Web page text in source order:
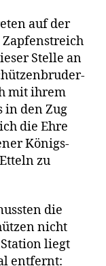
auf der
Stel­le an
mit ihrem
in den Zug
die Ehre
Königs­
zu
die
nicht
liegt
ent­fernt: